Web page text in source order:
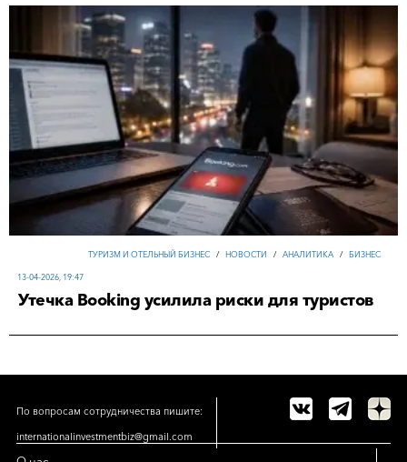
ТУРИЗМ И ОТЕЛЬНЫЙ БИЗНЕС / НОВОСТИ / АНАЛИТИКА / БИЗНЕС
13-04-2026, 19:47
Утечка Booking усилила риски для туристов
По вопросам сотрудничества пишите:
internationalinvestmentbiz@gmail.com